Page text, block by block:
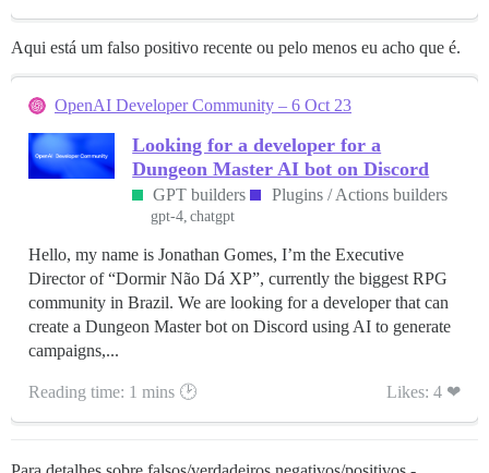
Aqui está um falso positivo recente ou pelo menos eu acho que é.
OpenAI Developer Community – 6 Oct 23
Looking for a developer for a
Dungeon Master AI bot on Discord
GPT builders Plugins / Actions builders
gpt-4 chatgpt
Hello, my name is Jonathan Gomes, I’m the Executive
Director of “Dormir Não Dá XP”, currently the biggest RPG
community in Brazil. We are looking for a developer that can
create a Dungeon Master bot on Discord using AI to generate
campaigns,...
Reading time: 1 mins 🕑 Likes: 4 ❤